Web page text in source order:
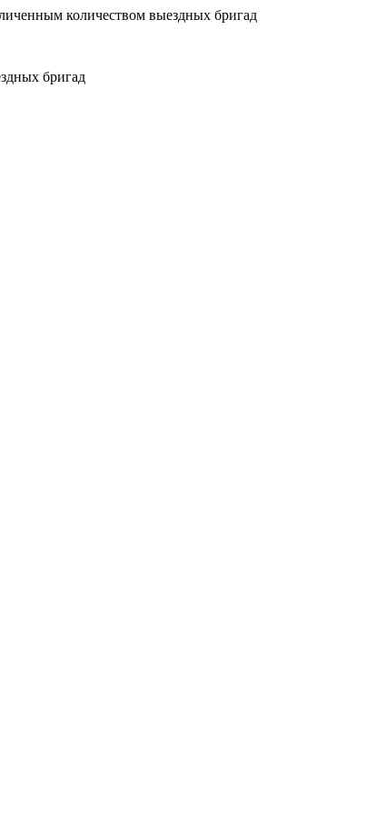
количеством выездных бригад
бригад